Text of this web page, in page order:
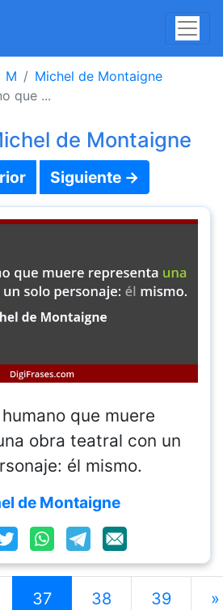
M
Michel de Montaigne
que ...
de Montaigne
Siguiente →
que muere
obra teatral con un
él mismo.
de Montaigne
37 38 39 »